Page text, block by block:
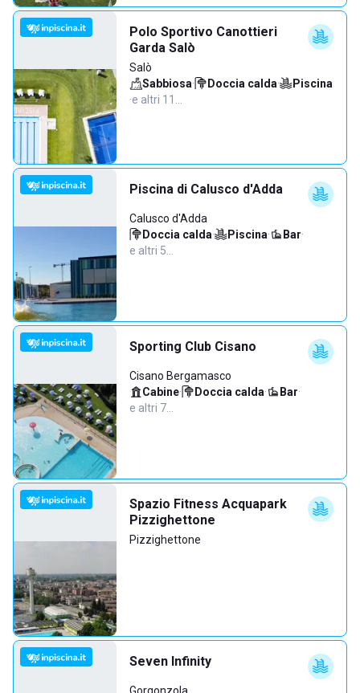
Polo Sportivo Canottieri
Garda Salò
Salò
Sabbiosa· Doccia calda·
Piscina
·e altri 11…
Piscina di Calusco d'Adda
Calusco d'Adda
Doccia calda· Piscina· Bar·
e altri 5…
Sporting Club Cisano
Cisano Bergamasco
Cabine· Doccia calda· Bar·
e altri 7…
Spazio Fitness Acquapark
Pizzighettone
Pizzighettone
Seven Infinity